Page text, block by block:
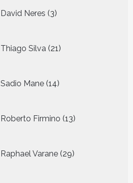
David Neres 3
producten
Thiago Silva 21
producten
Sadio Mane 14
producten
Roberto Firmino 13
producten
Raphael Varane 29
producten